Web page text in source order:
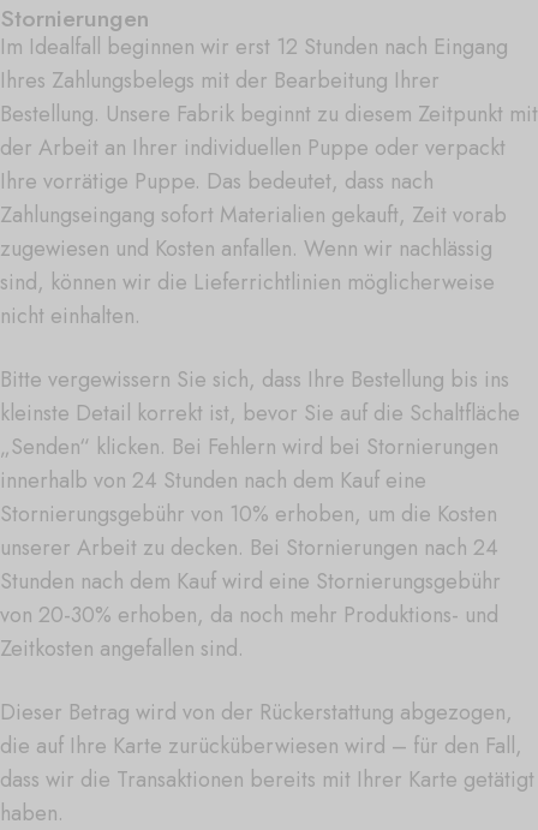
Stornierungen
Im Idealfall beginnen wir erst 12 Stunden nach Eingang
Ihres Zahlungsbelegs mit der Bearbeitung Ihrer
Bestellung. Unsere Fabrik beginnt zu diesem Zeitpunkt mit
der Arbeit an Ihrer individuellen Puppe oder verpackt
Ihre vorrätige Puppe. Das bedeutet, dass nach
Zahlungseingang sofort Materialien gekauft, Zeit vorab
zugewiesen und Kosten anfallen. Wenn wir nachlässig
sind, können wir die Lieferrichtlinien möglicherweise
nicht einhalten.
Bitte vergewissern Sie sich, dass Ihre Bestellung bis ins
kleinste Detail korrekt ist, bevor Sie auf die Schaltfläche
„Senden“ klicken. Bei Fehlern wird bei Stornierungen
innerhalb von 24 Stunden nach dem Kauf eine
Stornierungsgebühr von 10% erhoben, um die Kosten
unserer Arbeit zu decken. Bei Stornierungen nach 24
Stunden nach dem Kauf wird eine Stornierungsgebühr
von 20-30% erhoben, da noch mehr Produktions- und
Zeitkosten angefallen sind.
Dieser Betrag wird von der Rückerstattung abgezogen,
die auf Ihre Karte zurücküberwiesen wird – für den Fall,
dass wir die Transaktionen bereits mit Ihrer Karte getätigt
haben.